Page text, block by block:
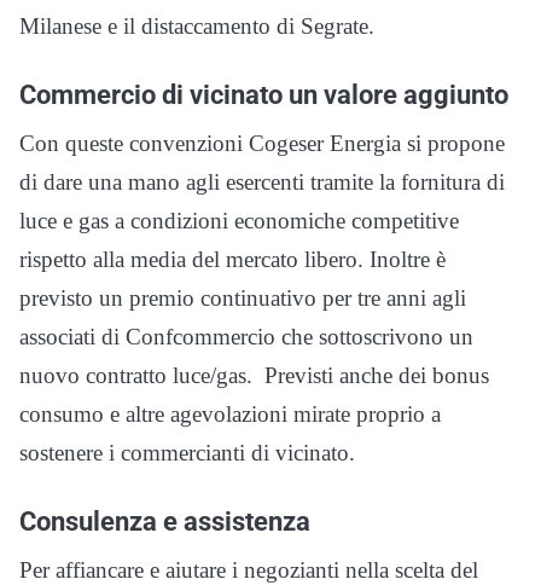
Milanese e il distaccamento di Segrate.
Commercio di vicinato un valore aggiunto
Con queste convenzioni Cogeser Energia si propone
di dare una mano agli esercenti tramite la fornitura di
luce e gas a condizioni economiche competitive
rispetto alla media del mercato libero. Inoltre è
previsto un premio continuativo per tre anni agli
associati di Confcommercio che sottoscrivono un
nuovo contratto luce/gas. Previsti anche dei bonus
consumo e altre agevolazioni mirate proprio a
sostenere i commercianti di vicinato.
Consulenza e assistenza
Per affiancare e aiutare i negozianti nella scelta del